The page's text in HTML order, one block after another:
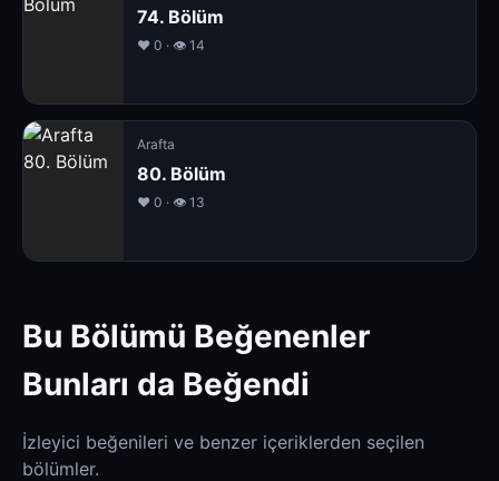
74. Bölüm
❤️ 0 · 👁 14
Arafta
80. Bölüm
❤️ 0 · 👁 13
Bu Bölümü Beğenenler
Bunları da Beğendi
İzleyici beğenileri ve benzer içeriklerden seçilen
bölümler.